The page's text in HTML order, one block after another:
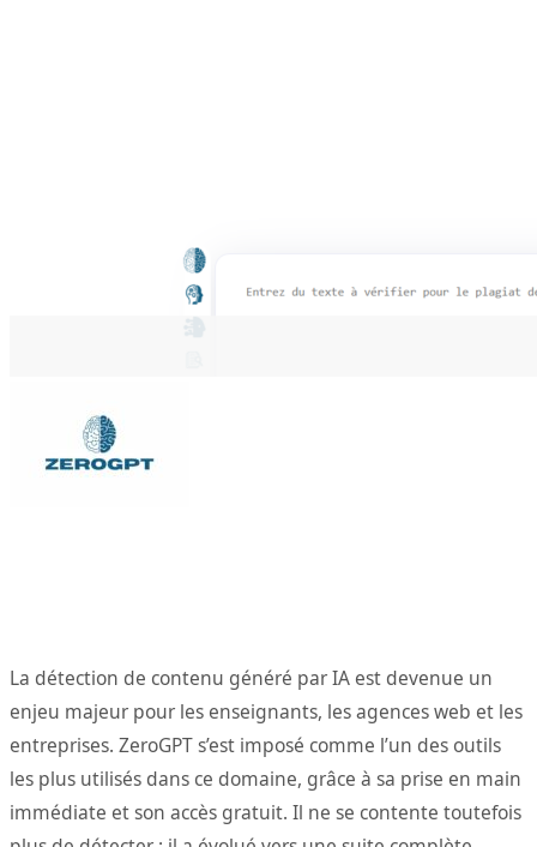
La détection de contenu généré par IA est devenue un
enjeu majeur pour les enseignants, les agences web et les
entreprises. ZeroGPT s’est imposé comme l’un des outils
les plus utilisés dans ce domaine, grâce à sa prise en main
immédiate et son accès gratuit. Il ne se contente toutefois